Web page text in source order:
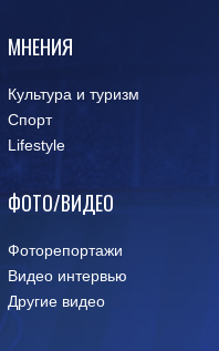
МНЕНИЯ
Культура и туризм
Спорт
Lifestyle
ФОТО/ВИДЕО
Фоторепортажи
Видео интервью
Другие видео